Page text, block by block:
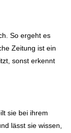
So ergeht es
Zeitung ist ein
sonst erkennt
sie bei ihrem
lässt sie wissen,